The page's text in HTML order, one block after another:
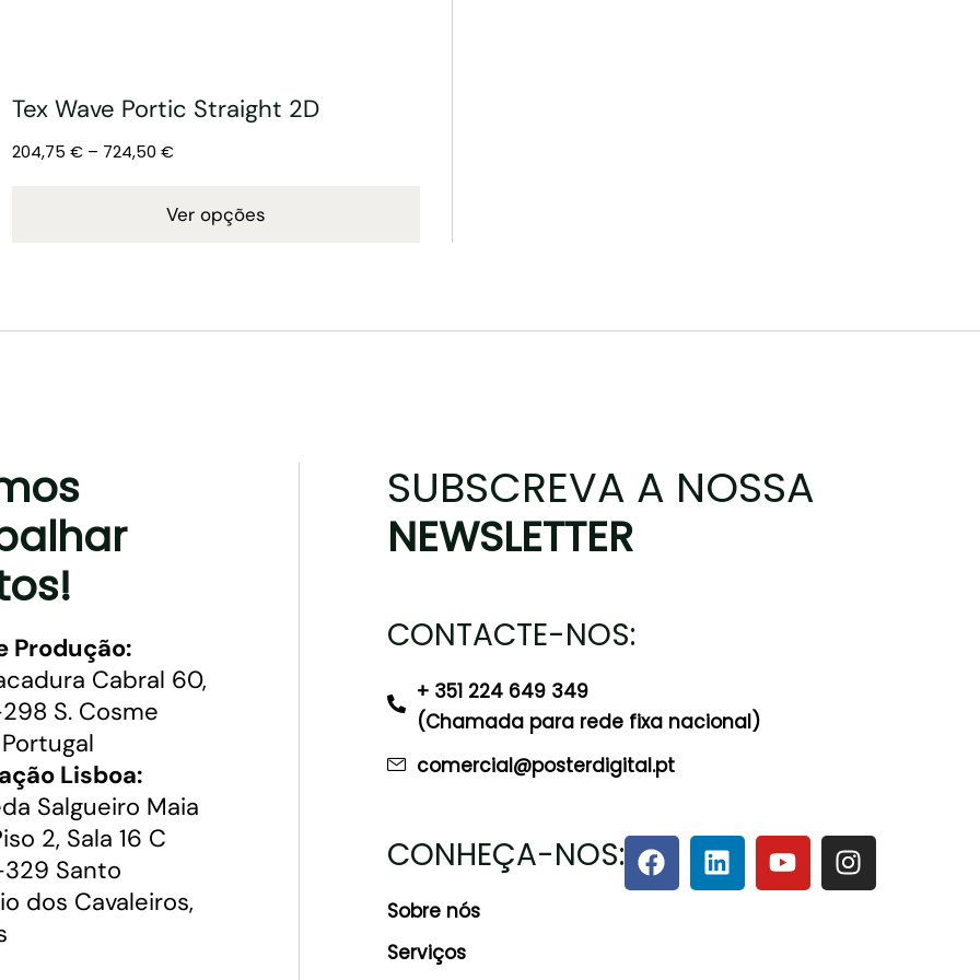
Tex Wave Portic Straight 2D
204,75€ – 724,50€
Ver opções
Produção:
Cabral 60,
S. Cosme
Lisboa:
Salgueiro Maia
2, Sala 16 C
Santo
dos Cavaleiros,
SUBSCREVA A NOSSA
NEWSLETTER
CONTACTE-NOS:
+ 351 224 649 349
(Chamada para rede fixa nacional)
comercial@posterdigital.pt
CONHEÇA-NOS:
Sobre nós
Serviços